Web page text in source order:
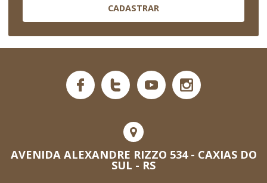
CADASTRAR
AVENIDA ALEXANDRE RIZZO 534 - CAXIAS DO
SUL - RS